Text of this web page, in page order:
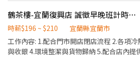
390號） 意者請直接電洽 0985433745（張
至店裡
鶴茶樓-宜蘭復興店 誠徵早晚班計時人員（短期勿投）
時薪$196 ~ $210
宜蘭縣宜蘭市
工作內容: 1.配合門市開店閉店流程 2.各項冷熱飲品調製 3.櫃台服務
與收銀 4.環境整潔與貨物歸納 5.配合店內提